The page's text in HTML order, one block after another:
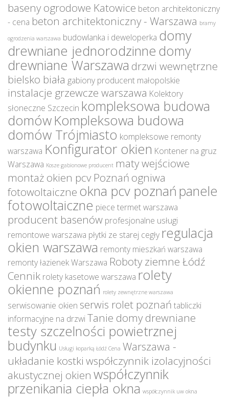
baseny ogrodowe Katowice beton architektoniczny
- cena beton architektoniczny - Warszawa bramy
ogrodzenia warszawa budowlanka i deweloperka domy
drewniane jednorodzinne domy
drewniane Warszawa drzwi wewnętrzne
bielsko biała gabiony producent małopolskie
instalacje grzewcze warszawa Kolektory
słoneczne Szczecin kompleksowa budowa
domówKompleksowa budowa
domów Trójmiasto kompleksowe remonty
warszawa Konfigurator okien Kontener na gruz
Warszawa Kosze gabionowe producent maty wejściowe
montaż okien pcv Poznań ogniwa
fotowoltaiczne okna pcv poznań panele
fotowoltaiczne piece termet warszawa
producent basenów profesjonalne usługi
remontowe warszawa płytki ze starej cegły regulacja
okien warszawa remonty mieszkań warszawa
remonty łazienek Warszawa Roboty ziemne Łódź
Cennik rolety kasetowe warszawa rolety
okienne poznań rolety zewnętrzne warszawa
serwisowanie okien serwis rolet poznań tabliczki
informacyjne na drzwiTanie domy drewniane
testy szczelności powietrznej
budynku Usługi koparką Łódź Cena Warszawa -
układanie kostki współczynnik izolacyjności
akustycznej okien współczynnik
przenikania ciepła okna współczynnik uw okna